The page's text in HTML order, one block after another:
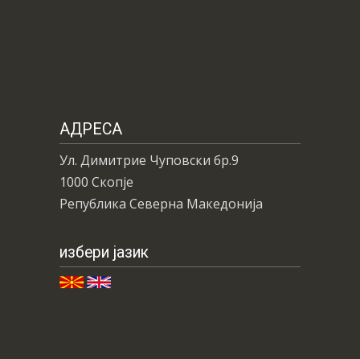
АДРЕСА
Ул. Димитрие Чуповски бр.9
1000 Скопје
Република Северна Македонија
избери јазик